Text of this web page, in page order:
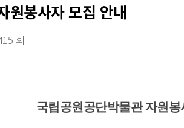
원봉사자 모집 안내
회
국립공원공단박물관 자원봉